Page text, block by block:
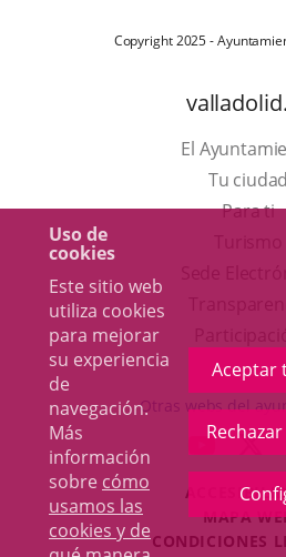
Uso de
cookies
Este sitio web
utiliza cookies
para mejorar
su experiencia
de
navegación.
Más
información
sobre cómo
usamos las
cookies y de
Aceptar
Copyright 2025 -
El
Tu ciudad
Para ti
Otras webs del
ENLACE
A
UNA
A
MAPA
CONDICIONES